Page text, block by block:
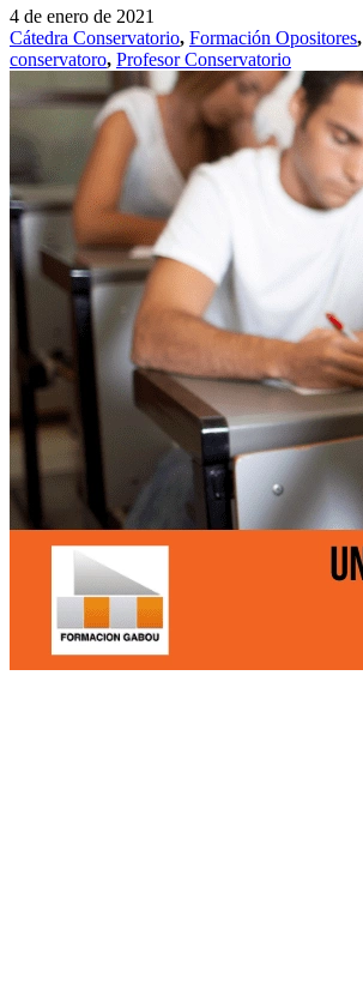
4 de enero de 2021
Cátedra Conservatorio, Formación Opositores,
conservatoro, Profesor Conservatorio